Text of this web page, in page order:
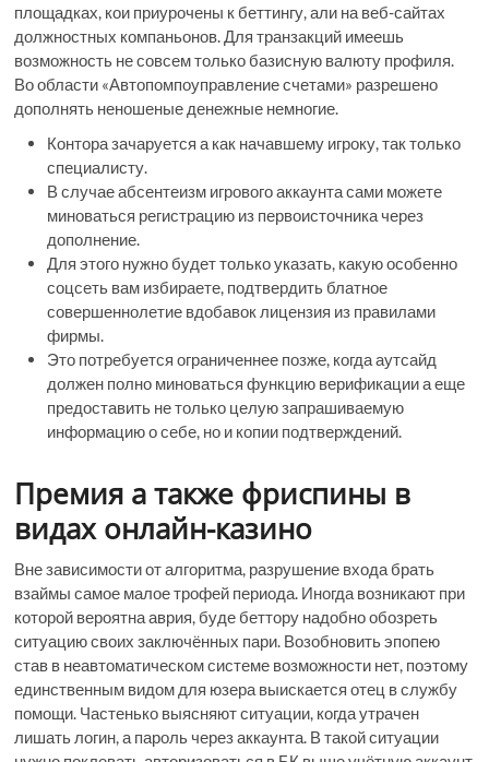
площадках, кои приурочены к беттингу, али на веб-сайтах
должностных компаньонов. Для транзакций имеешь
возможность не совсем только базисную валюту профиля.
Во области «Автопомпоуправление счетами» разрешено
дополнять неношеные денежные немногие.
Контора зачаруется а как начавшему игроку, так только
специалисту.
В случае абсентеизм игрового аккаунта сами можете
миноваться регистрацию из первоисточника через
дополнение.
Для этого нужно будет только указать, какую особенно
соцсеть вам избираете, подтвердить блатное
совершеннолетие вдобавок лицензия из правилами
фирмы.
Это потребуется ограниченнее позже, когда аутсайд
должен полно миноваться функцию верификации а еще
предоставить не только целую запрашиваемую
информацию о себе, но и копии подтверждений.
Премия а также фриспины в
видах онлайн-казино
Вне зависимости от алгоритма, разрушение входа брать
взаймы самое малое трофей периода. Иногда возникают при
которой вероятна аврия, буде беттору надобно обозреть
ситуацию своих заключённых пари. Возобновить эпопею
став в неавтоматическом системе возможности нет, поэтому
единственным видом для юзера выискается отец в службу
помощи. Частенько выясняют ситуации, когда утрачен
лишать логин, а пароль через аккаунта. В такой ситуации